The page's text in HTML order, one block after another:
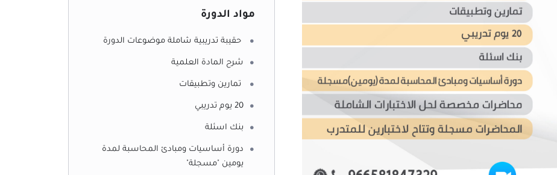
مواد الدورة
حقيبة تدريبية شاملة موضوعات الدورة
شرح المادة العلمية
تمارين وتطبيقات
20 يوم تدريبي
بنك اسئلة
دورة أساسيات ومبادئ المحاسبة لمدة
يومين "مسجلة"